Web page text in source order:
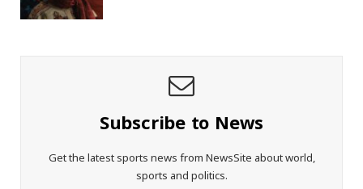
Subscribe to News
Get the latest sports news from NewsSite about world,
sports and politics.